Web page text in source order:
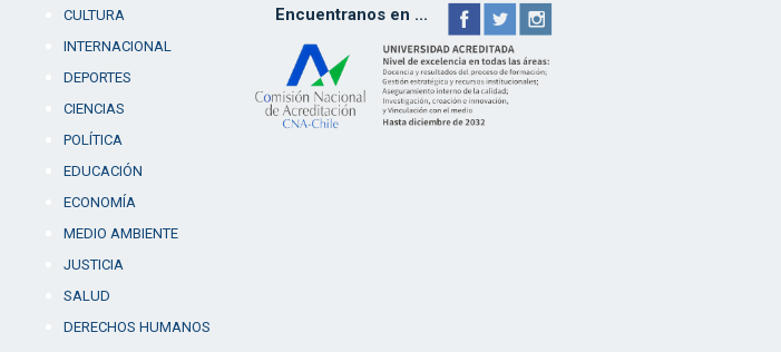
CULTURA
INTERNACIONAL
DEPORTES
CIENCIAS
POLÍTICA
EDUCACIÓN
ECONOMÍA
MEDIO AMBIENTE
JUSTICIA
SALUD
DERECHOS HUMANOS
Encuentranos en ...